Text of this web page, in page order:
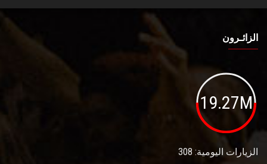
الزائـرون
19.27M
الزيارات اليومية: 308